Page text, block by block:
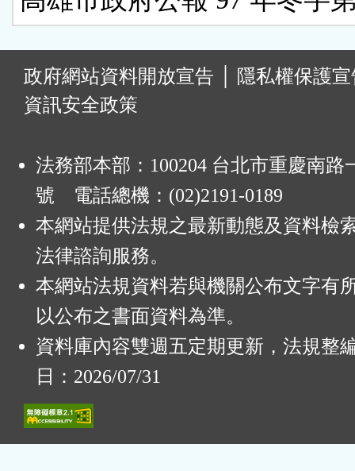
政府網站資料開放宣告
隱私權保護
資訊安全政策
法務部本部：100204 台北市重慶南路
號 電話總機：(02)2191-0189
本網站提供法規之最新動態及資料檢
法律諮詢服務。
本網站法規資料若與機關公布文字有
以公布之書面資料為準。
資料庫內容雙週五定期更新，法規整
日：2026/07/31